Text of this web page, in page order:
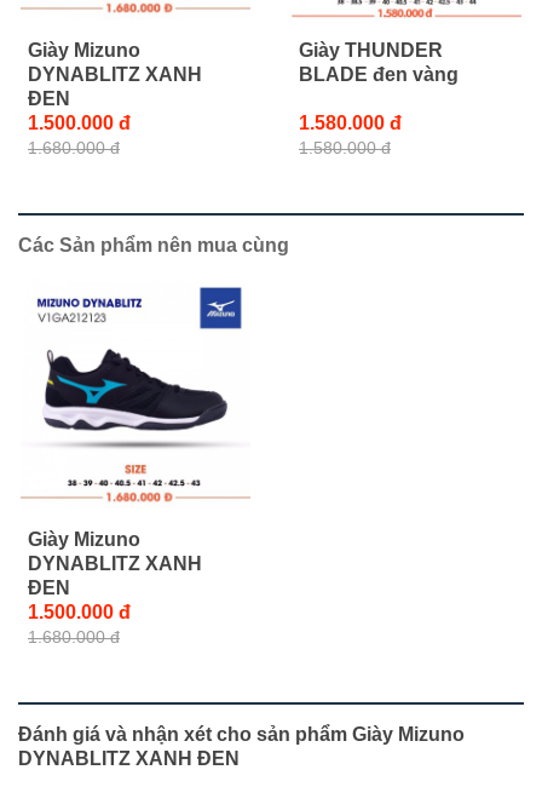
Giày Mizuno
DYNABLITZ XANH
ĐEN
1.500.000 đ
1.680.000 đ
Giày THUNDER
BLADE đen vàng
1.580.000 đ
1.580.000 đ
Các Sản phẩm nên mua cùng
Giày Mizuno
DYNABLITZ XANH
ĐEN
1.500.000 đ
1.680.000 đ
Đánh giá và nhận xét cho sản phẩm Giày Mizuno
DYNABLITZ XANH ĐEN